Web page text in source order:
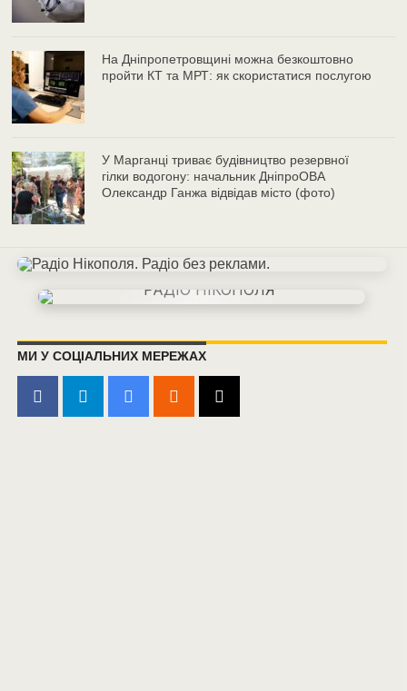
На Дніпропетровщині можна безкоштовно
пройти КТ та МРТ: як скористатися послугою
У Марганці триває будівництво резервної
гілки водогону: начальник ДніпроОВА
Олександр Ганжа відвідав місто (фото)
МИ У СОЦІАЛЬНИХ МЕРЕЖАХ